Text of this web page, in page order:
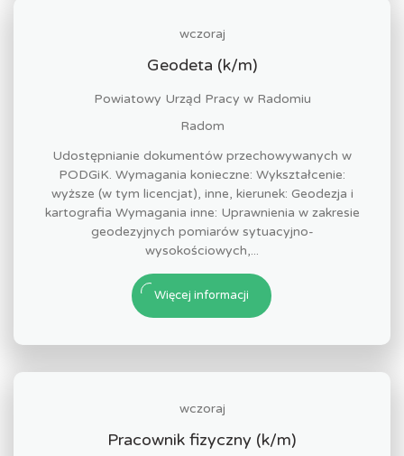
wczoraj
Geodeta (k/m)
Powiatowy Urząd Pracy w Radomiu
Radom
Udostępnianie dokumentów przechowywanych w
PODGiK. Wymagania konieczne: Wykształcenie:
wyższe (w tym licencjat), inne, kierunek: Geodezja i
kartografia Wymagania inne: Uprawnienia w zakresie
geodezyjnych pomiarów sytuacyjno-
wysokościowych,...
Więcej informacji
wczoraj
Pracownik fizyczny (k/m)